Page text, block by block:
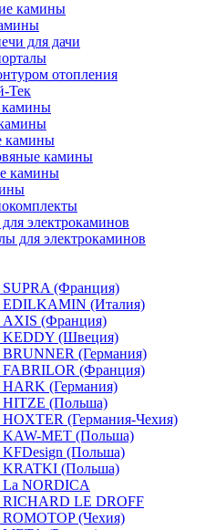
камины
для дачи
отопления
Тек
камины
камины
камины
электрокаминов
для электрокаминов
(Франция)
EDILKAMIN (Италия)
AXIS (Франция)
KEDDY (Швеция)
(Германия)
FABRILOR (Франция)
(Германия)
HITZE (Польша)
(Германия-Чехия)
KAW-MET (Польша)
(Польша)
KRATKI (Польша)
La NORDICA
RICHARD LE DROFF
(Чехия)